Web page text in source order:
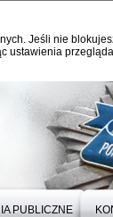
Jeśli nie
ustawienia
PUBLICZNE